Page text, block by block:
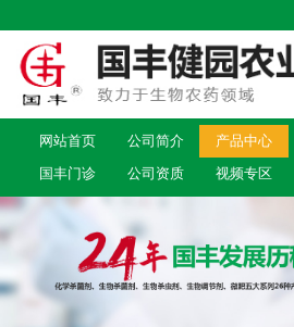
网站首页 公司简介 产品中心
国丰门诊
公司资质 视频专区